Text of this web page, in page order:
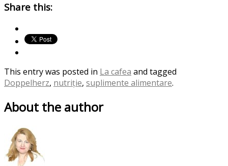
Share this:
This entry was posted in La cafea and tagged
Doppelherz, nutriție, suplimente alimentare.
About the author